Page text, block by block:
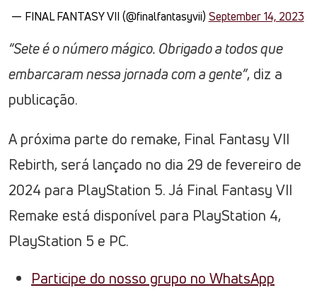
— FINAL FANTASY VII (@finalfantasyvii) September 14, 2023
“Sete é o número mágico. Obrigado a todos que
embarcaram nessa jornada com a gente”, diz a
publicação.
A próxima parte do remake, Final Fantasy VII
Rebirth, será lançado no dia 29 de fevereiro de
2024 para PlayStation 5. Já Final Fantasy VII
Remake está disponível para PlayStation 4,
PlayStation 5 e PC.
Participe do nosso grupo no WhatsApp